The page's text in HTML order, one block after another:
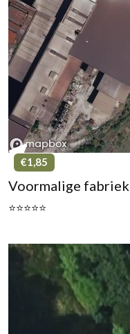
€1,85
Voormalige fabriek
⭐⭐⭐⭐⭐